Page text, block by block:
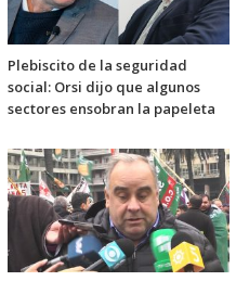
Plebiscito de la seguridad
social: Orsi dijo que algunos
sectores ensobran la papeleta